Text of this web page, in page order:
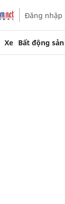
Đăng nhập
Xe Bất động sản